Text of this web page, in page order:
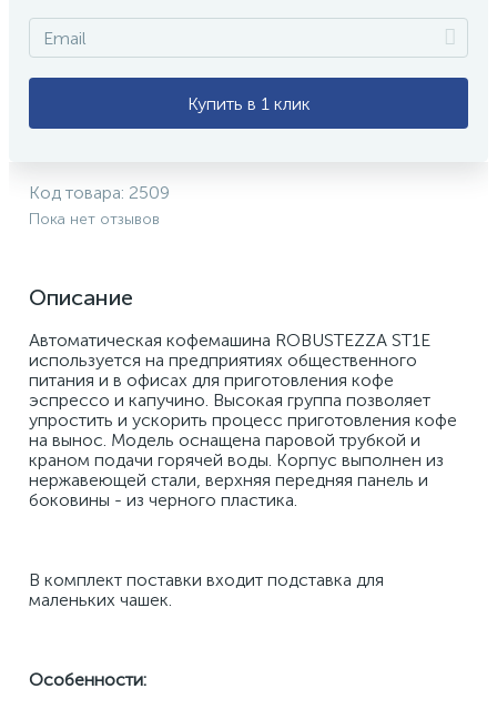
Купить в 1 клик
Код товара: 2509
Пока нет отзывов
Описание
Автоматическая кофемашина ROBUSTEZZA ST1E
используется на предприятиях общественного
питания и в офисах для приготовления кофе
эспрессо и капучино. Высокая группа позволяет
упростить и ускорить процесс приготовления кофе
на вынос. Модель оснащена паровой трубкой и
краном подачи горячей воды. Корпус выполнен из
нержавеющей стали, верхняя передняя панель и
боковины - из черного пластика.
В комплект поставки входит подставка для
маленьких чашек.
Особенности: